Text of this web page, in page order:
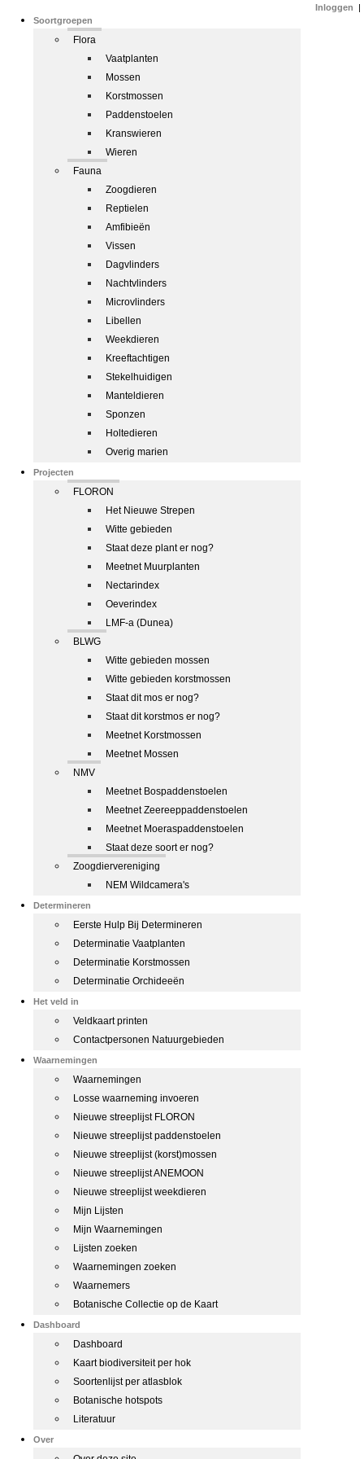
Soortgroepen
Flora
Vaatplanten
Mossen
Korstmossen
Paddenstoelen
Kranswieren
Wieren
Fauna
Zoogdieren
Reptielen
Amfibieën
Vissen
Dagvlinders
Nachtvlinders
Microvlinders
Libellen
Weekdieren
Kreeftachtigen
Stekelhuidigen
Manteldieren
Sponzen
Holtedieren
Overig marien
Projecten
FLORON
Het Nieuwe Strepen
Witte gebieden
Staat deze plant er nog?
Meetnet Muurplanten
Nectarindex
Oeverindex
LMF-a (Dunea)
BLWG
Witte gebieden mossen
Witte gebieden korstmossen
Staat dit mos er nog?
Staat dit korstmos er nog?
Meetnet Korstmossen
Meetnet Mossen
NMV
Meetnet Bospaddenstoelen
Meetnet Zeereeppaddenstoelen
Meetnet Moeraspaddenstoelen
Staat deze soort er nog?
Zoogdiervereniging
NEM Wildcamera's
Determineren
Eerste Hulp Bij Determineren
Determinatie Vaatplanten
Determinatie Korstmossen
Determinatie Orchideeën
Het veld in
Veldkaart printen
Contactpersonen Natuurgebieden
Waarnemingen
Waarnemingen
Losse waarneming invoeren
Nieuwe streeplijst FLORON
Nieuwe streeplijst paddenstoelen
Nieuwe streeplijst (korst)mossen
Nieuwe streeplijst ANEMOON
Nieuwe streeplijst weekdieren
Mijn Lijsten
Mijn Waarnemingen
Lijsten zoeken
Waarnemingen zoeken
Waarnemers
Botanische Collectie op de Kaart
Dashboard
Dashboard
Kaart biodiversiteit per hok
Soortenlijst per atlasblok
Botanische hotspots
Literatuur
Over
Inloggen |